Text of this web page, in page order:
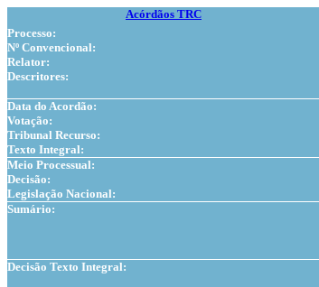
Acórdãos TRC
Processo:
Nº Convencional:
Relator:
Descritores:
Data do Acordão:
Votação:
Tribunal Recurso:
Texto Integral:
Meio Processual:
Decisão:
Legislação Nacional:
Sumário:
Decisão Texto Integral: